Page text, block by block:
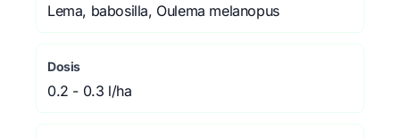
Lema, babosilla, Oulema melanopus
Dosis
0.2 - 0.3 l/ha